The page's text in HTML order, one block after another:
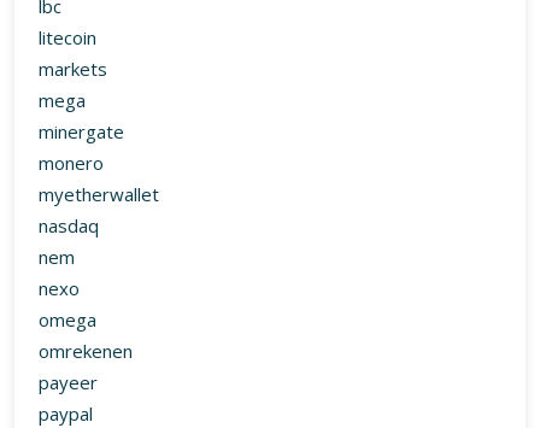
lbc
litecoin
markets
mega
minergate
monero
myetherwallet
nasdaq
nem
nexo
omega
omrekenen
payeer
paypal